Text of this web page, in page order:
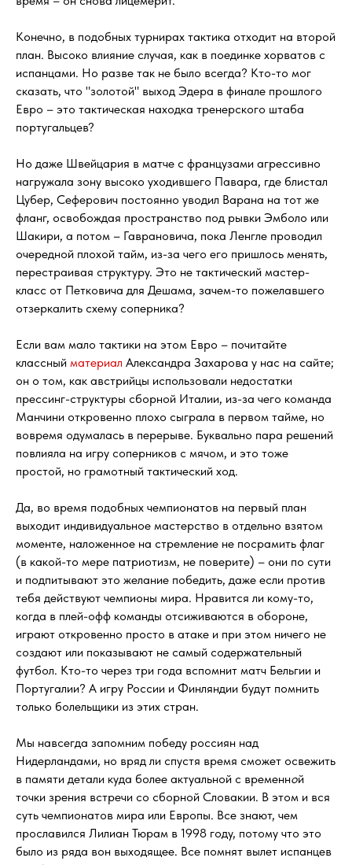
Конечно, в подобных турнирах тактика отходит на второй
план. Высоко влияние случая, как в поединке хорватов с
испанцами. Но разве так не было всегда? Кто-то мог
сказать, что "золотой" выход Эдера в финале прошлого
Евро – это тактическая находка тренерского штаба
португальцев?
Но даже Швейцария в матче с французами агрессивно
нагружала зону высоко уходившего Павара, где блистал
Цубер, Сеферович постоянно уводил Варана на тот же
фланг, освобождая пространство под рывки Эмболо или
Шакири, а потом – Гаврановича, пока Ленгле проводил
очередной плохой тайм, из-за чего его пришлось менять,
перестраивая структуру. Это не тактический мастер-
класс от Петковича для Дешама, зачем-то пожелавшего
отзеркалить схему соперника?
Если вам мало тактики на этом Евро – почитайте
классный материал Александра Захарова у нас на сайте;
он о том, как австрийцы использовали недостатки
прессинг-структуры сборной Италии, из-за чего команда
Манчини откровенно плохо сыграла в первом тайме, но
вовремя одумалась в перерыве. Буквально пара решений
повлияла на игру соперников с мячом, и это тоже
простой, но грамотный тактический ход.
Да, во время подобных чемпионатов на первый план
выходит индивидуальное мастерство в отдельно взятом
моменте, наложенное на стремление не посрамить флаг
(в какой-то мере патриотизм, не поверите) – они по сути
и подпитывают это желание победить, даже если против
тебя действуют чемпионы мира. Нравится ли кому-то,
когда в плей-офф команды отсиживаются в обороне,
играют откровенно просто в атаке и при этом ничего не
создают или показывают не самый содержательный
футбол. Кто-то через три года вспомнит матч Бельгии и
Португалии? А игру России и Финляндии будут помнить
только болельщики из этих стран.
Мы навсегда запомним победу россиян над
Нидерландами, но вряд ли спустя время сможет освежить
в памяти детали куда более актуальной с временной
точки зрения встречи со сборной Словакии. В этом и вся
суть чемпионатов мира или Европы. Все знают, чем
прославился Лилиан Тюрам в 1998 году, потому что это
было из ряда вон выходящее. Все помнят вылет испанцев